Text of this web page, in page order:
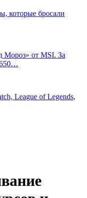
которые бросали
Мороз» от MSI. За
650…
League of Legends,